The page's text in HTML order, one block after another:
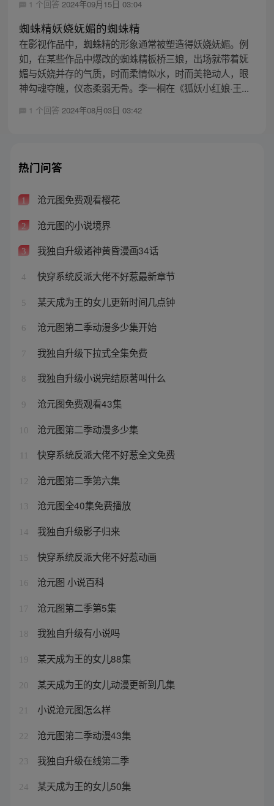
1 个回答 2024年09月15日 03:04
蜘蛛精妖娆妩媚的蜘蛛精
在影视作品中，蜘蛛精的形象通常被塑造得妖娆妩媚。例
如，在某些作品中爆改的蜘蛛精板桥三娘，出场就带着妩
媚与妖娆并存的气质，时而柔情似水，时而美艳动人，眼
神勾魂夺魄，仪态柔弱无骨。李一桐在《狐妖小红娘·王...
1 个回答 2024年08月03日 03:42
热门问答
1 沧元图免费观看樱花
2 沧元图的小说境界
3 我独自升级诸神黄昏漫画34话
4 快穿系统反派大佬不好惹最新章节
5 某天成为王的女儿更新时间几点钟
6 沧元图第二季动漫多少集开始
7 我独自升级下拉式全集免费
8 我独自升级小说完结原著叫什么
9 沧元图免费观看43集
10 沧元图第二季动漫多少集
快穿系统反派大佬不好惹全文免费
12 沧元图第二季第六集
13 沧元图全40集免费播放
14 我独自升级影子归来
15 快穿系统反派大佬不好惹动画
16 沧元图 小说百科
17 沧元图第二季第5集
18 我独自升级有小说吗
19 某天成为王的女儿88集
20 某天成为王的女儿动漫更新到几集
21 小说沧元图怎么样
22 沧元图第二季动漫43集
23 我独自升级在线第二季
24
某天成为王的女儿50集